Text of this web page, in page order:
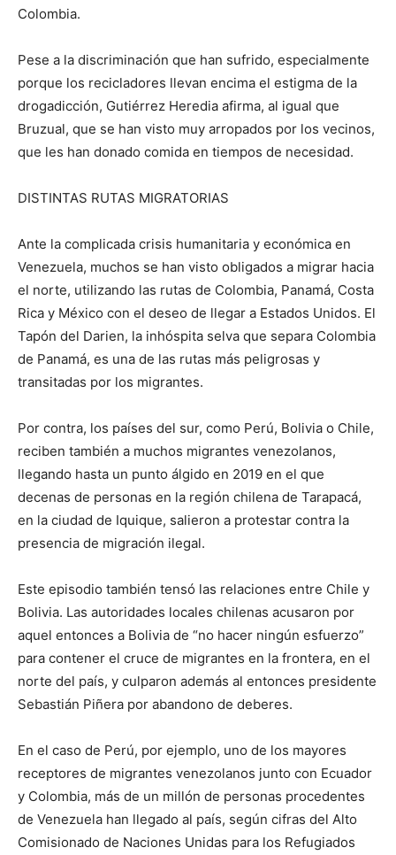
Colombia.
Pese a la discriminación que han sufrido, especialmente
porque los recicladores llevan encima el estigma de la
drogadicción, Gutiérrez Heredia afirma, al igual que
Bruzual, que se han visto muy arropados por los vecinos,
que les han donado comida en tiempos de necesidad.
DISTINTAS RUTAS MIGRATORIAS
Ante la complicada crisis humanitaria y económica en
Venezuela, muchos se han visto obligados a migrar hacia
el norte, utilizando las rutas de Colombia, Panamá, Costa
Rica y México con el deseo de llegar a Estados Unidos. El
Tapón del Darien, la inhóspita selva que separa Colombia
de Panamá, es una de las rutas más peligrosas y
transitadas por los migrantes.
Por contra, los países del sur, como Perú, Bolivia o Chile,
reciben también a muchos migrantes venezolanos,
llegando hasta un punto álgido en 2019 en el que
decenas de personas en la región chilena de Tarapacá,
en la ciudad de Iquique, salieron a protestar contra la
presencia de migración ilegal.
Este episodio también tensó las relaciones entre Chile y
Bolivia. Las autoridades locales chilenas acusaron por
aquel entonces a Bolivia de “no hacer ningún esfuerzo”
para contener el cruce de migrantes en la frontera, en el
norte del país, y culparon además al entonces presidente
Sebastián Piñera por abandono de deberes.
En el caso de Perú, por ejemplo, uno de los mayores
receptores de migrantes venezolanos junto con Ecuador
y Colombia, más de un millón de personas procedentes
de Venezuela han llegado al país, según cifras del Alto
Comisionado de Naciones Unidas para los Refugiados